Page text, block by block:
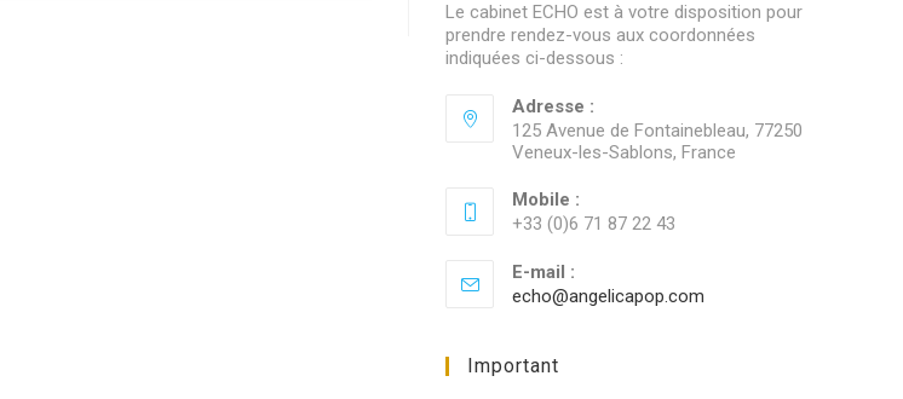
Le cabinet ECHO est à votre disposition pour
prendre rendez-vous aux coordonnées
indiquées ci-dessous :
Adresse :
125 Avenue de Fontainebleau, 77250
Veneux-les-Sablons, France
Mobile :
+33 (0)6 71 87 22 43
E-mail :
echo@angelicapop.com
Important